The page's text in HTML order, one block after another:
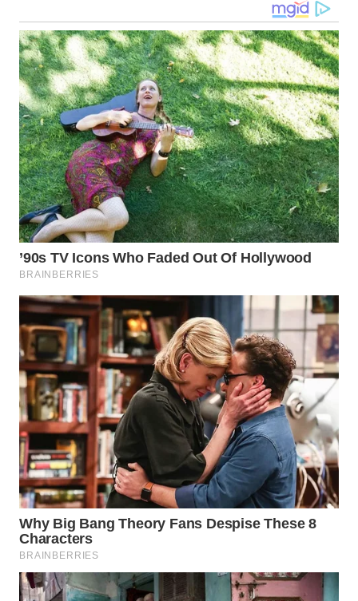
WN
SULSEL
WN
GORONTALO
WN
SULUT
WN
MALUKU
WN
MALUT
WN
DAIRI
WN
DANAU
TOBA
WN
NIAS
WN
LANGKAT
WN